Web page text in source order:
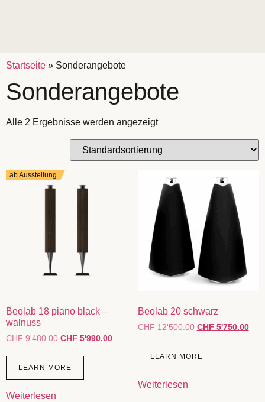
Startseite » Sonderangebote
Sonderangebote
Alle 2 Ergebnisse werden angezeigt
ab Ausstellung
Beolab 18 piano black –
walnuss
CHF9'480.00 CHF 5'990.00
LEARN MORE
Weiterlesen
Beolab 20 schwarz
CHF12'500.00 CHF 5'750.00
LEARN MORE
Weiterlesen